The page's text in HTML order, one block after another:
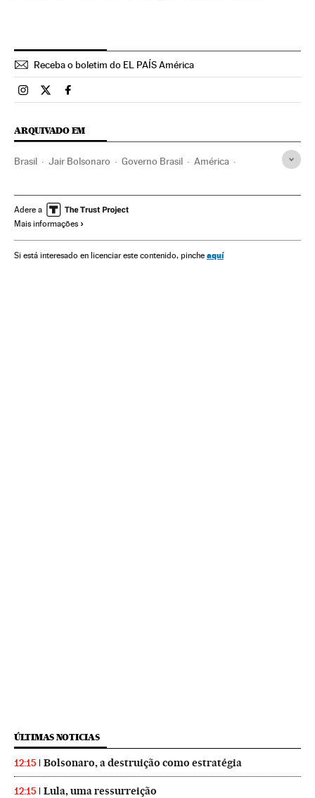
Receba o boletim do EL PAÍS América
Brasil El País Brasil en Instagram
Brasil El País Brasil en Twitter
Brasil El País Brasil en Facebook
ARQUIVADO EM
Brasil Jair Bolsonaro Governo Brasil América
Câmara Deputados CPI
Adere a
Mais informações
Si está interesado en licenciar este contenido, pinche aquí
ÚLTIMAS NOTICIAS
12:15 Bolsonaro, a destruição como estratégia
12:15 Lula, uma ressurreição